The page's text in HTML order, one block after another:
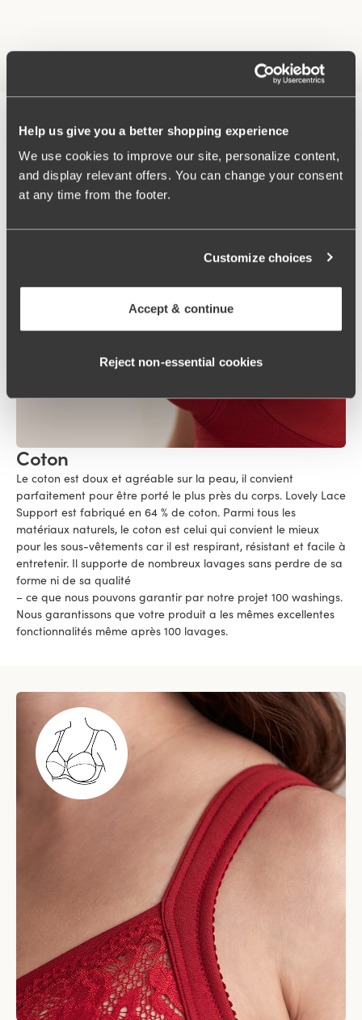
Help us give you a better shopping experience
We use cookies to improve our site, personalize content,
and display relevant offers. You can change your consent
at any time from the footer.
Customize choices
Accept & continue
Reject non‑essential cookies
Coton
Le coton est doux et agréable sur la peau, il convient
parfaitement pour être porté le plus près du corps. Lovely Lace
Support est fabriqué en 64 % de coton. Parmi tous les
matériaux naturels, le coton est celui qui convient le mieux
pour les sous-vêtements car il est respirant, résistant et facile à
entretenir. Il supporte de nombreux lavages sans perdre de sa
forme ni de sa qualité
– ce que nous pouvons garantir par notre projet 100 washings.
Nous garantissons que votre produit a les mêmes excellentes
fonctionnalités même après 100 lavages.